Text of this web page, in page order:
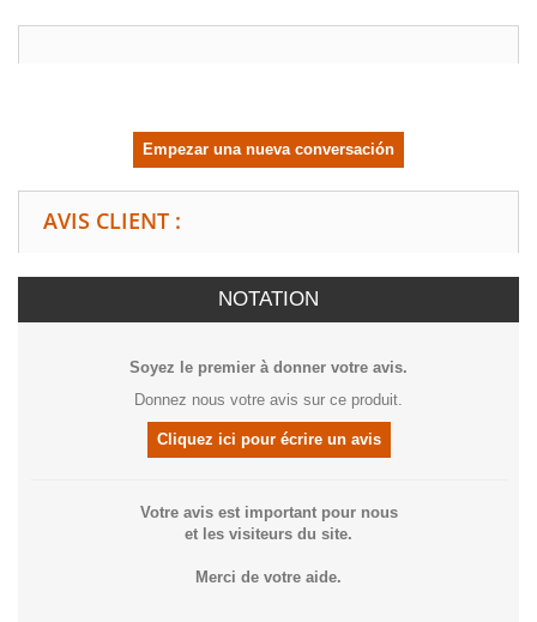
Empezar una nueva conversación
AVIS CLIENT :
NOTATION
Soyez le premier à donner votre avis.
Donnez nous votre avis sur ce produit.
Cliquez ici pour écrire un avis
Votre avis est important pour nous
et les visiteurs du site.
Merci de votre aide.